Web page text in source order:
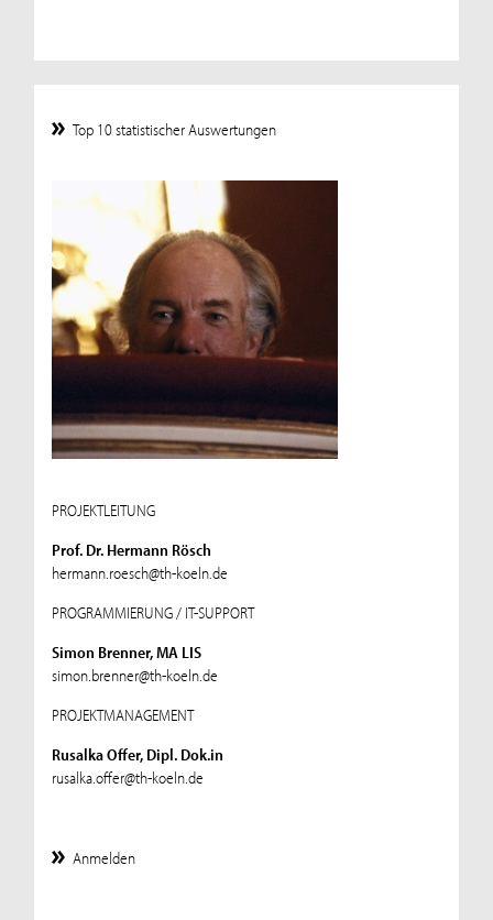
Top 10 statistischer Auswertungen
PROJEKTLEITUNG
Prof. Dr. Hermann Rösch
hermann.roesch@th-koeln.de
PROGRAMMIERUNG / IT-SUPPORT
Simon Brenner, MA LIS
simon.brenner@th-koeln.de
PROJEKTMANAGEMENT
Rusalka Offer, Dipl. Dok.in
rusalka.offer@th-koeln.de
Anmelden